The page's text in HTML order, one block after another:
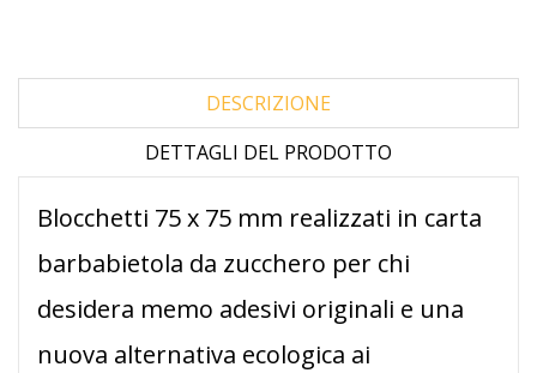
DESCRIZIONE
DETTAGLI DEL PRODOTTO
Blocchetti 75 x 75 mm realizzati in carta
barbabietola da zucchero per chi
desidera memo adesivi originali e una
nuova alternativa ecologica ai